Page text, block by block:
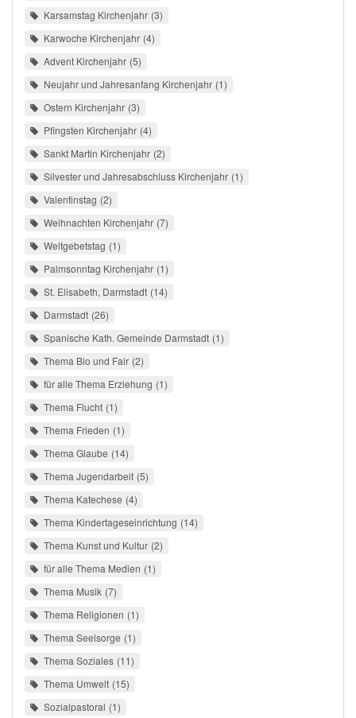
Karsamstag Kirchenjahr 3
Karwoche Kirchenjahr 4
Advent Kirchenjahr 5
Neujahr und Jahresanfang Kirchenjahr 1
Ostern Kirchenjahr 3
Pfingsten Kirchenjahr 4
Sankt Martin Kirchenjahr 2
Silvester und Jahresabschluss Kirchenjahr 1
Valentinstag 2
Weihnachten Kirchenjahr 7
Weltgebetstag 1
Palmsonntag Kirchenjahr 1
St. Elisabeth, Darmstadt 14
Darmstadt 26
Spanische Kath. Gemeinde Darmstadt 1
Thema Bio und Fair 2
für alle Thema Erziehung 1
Thema Flucht 1
Thema Frieden 1
Thema Glaube 14
Thema Jugendarbeit 5
Thema Katechese 4
Thema Kindertageseinrichtung 14
Thema Kunst und Kultur 2
für alle Thema Medien 1
Thema Musik 7
Thema Religionen 1
Thema Seelsorge 1
Thema Soziales 11
Thema Umwelt 15
Sozialpastoral 1